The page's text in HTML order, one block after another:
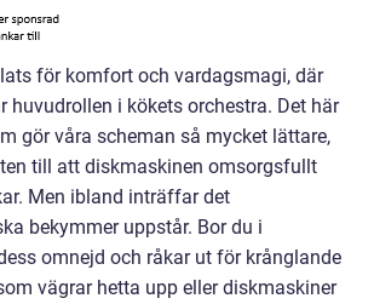
för komfort och vardagsmagi, där
huvudrollen i kökets orchestra. Det här
gör våra scheman så mycket lättare,
till att diskmaskinen omsorgsfullt
Men ibland inträffar det
bekymmer uppstår. Bor du i
omnejd och råkar ut för krånglande
vägrar hetta upp eller diskmaskiner